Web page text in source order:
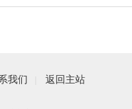
我们 返回主站